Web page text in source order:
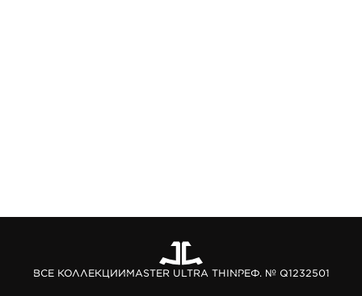
ВСЕ КОЛЛЕКЦИИMASTER ULTRA THINРЕФ. № Q1232501